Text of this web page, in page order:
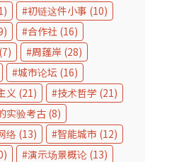
初链这件小事 (10)
合作社 (16)
(7) 周蓬岸 (28)
城市论坛 (16)
义 (21) 技术哲学 (21)
实验考古 (8)
络 (13) 智能城市 (12)
演示场景概论 (13)